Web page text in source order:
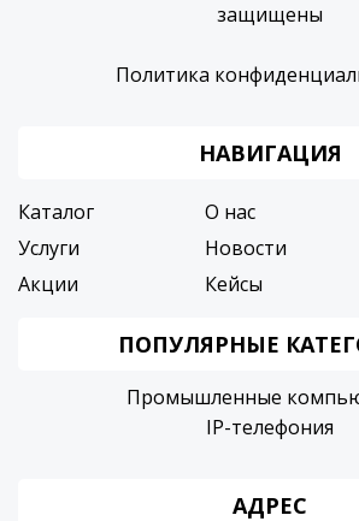
защищены
Политика
НАВИГАЦИЯ
Каталог
Услуги
Акции
О нас
Новости
Кейсы
ПОПУЛЯРНЫЕ
Промышленные
IP-телефония
АДРЕС